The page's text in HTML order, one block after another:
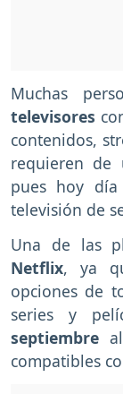
Muchas
televisores
contenidos,
requieren de
pues hoy
televisión de
Una de las
Netflix, ya
opciones de
series y
septiembre
compatibles